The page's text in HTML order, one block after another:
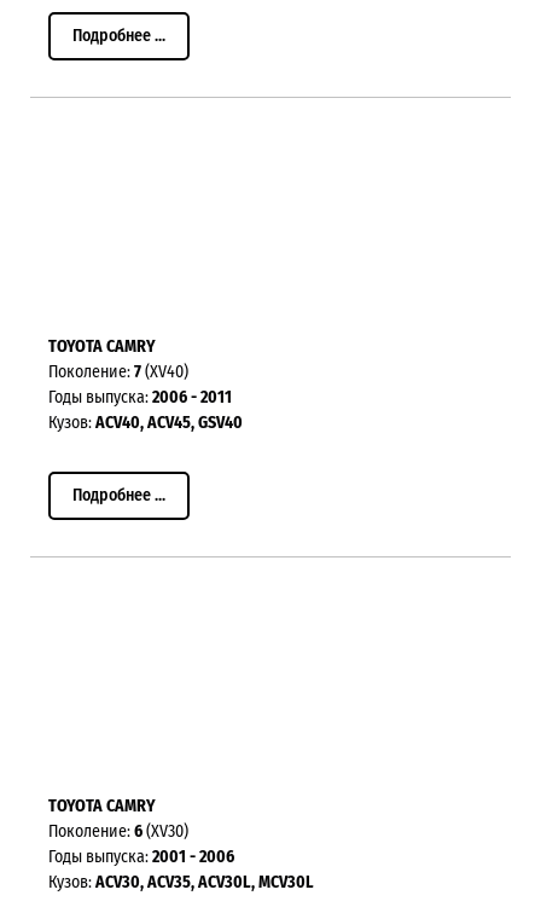
Подробнее ...
TOYOTA CAMRY
Поколение:7(XV40)
Годы выпуска:2006 - 2011
Кузов:ACV40, ACV45, GSV40
Подробнее ...
TOYOTA CAMRY
Поколение:6(XV30)
Годы выпуска:2001 - 2006
Кузов:ACV30, ACV35, ACV30L, MCV30L